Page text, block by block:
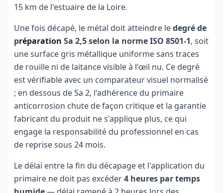
15 km de l'estuaire de la Loire.
Une fois décapé, le métal doit atteindre ledegré de
préparation Sa 2,5 selon la norme ISO 8501-1, soit
une surface gris métallique uniforme sans traces
de rouille ni de laitance visible à l'œil nu. Ce degré
est vérifiable avec un comparateur visuel normalisé
; en dessous de Sa 2, l'adhérence du primaire
anticorrosion chute de façon critique et la garantie
fabricant du produit ne s'applique plus, ce qui
engage la responsabilité du professionnel en cas
de reprise sous 24 mois.
Le délai entre la fin du décapage et l'application du
primaire ne doit pas excéder4 heures par temps